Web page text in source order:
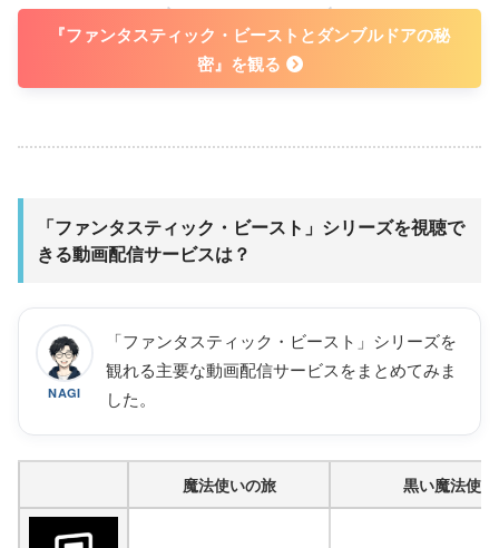
WATCH NOW !
『ファンタスティック・ビーストとダンブルドアの秘
密』を観る
「ファンタスティック・ビースト」シリーズを視聴で
きる動画配信サービスは？
NAGI
「ファンタスティック・ビースト」シリーズを
観れる主要な動画配信サービスをまとめてみま
した。
魔法使いの旅 黒い魔法使